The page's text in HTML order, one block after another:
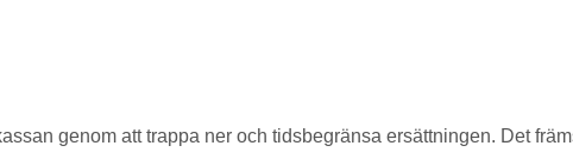
genom att trappa ner och tidsbegränsa ersättningen. Det